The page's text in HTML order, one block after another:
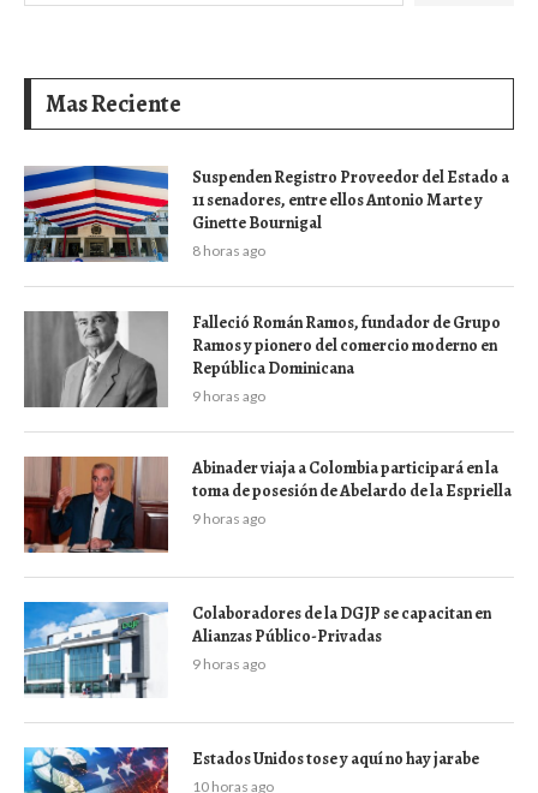
Mas Reciente
Suspenden Registro Proveedor del Estado a
11 senadores, entre ellos Antonio Marte y
Ginette Bournigal
8 horas ago
Falleció Román Ramos, fundador de Grupo
Ramos y pionero del comercio moderno en
República Dominicana
9 horas ago
Abinader viaja a Colombia participará en la
toma de posesión de Abelardo de la Espriella
9 horas ago
Colaboradores de la DGJP se capacitan en
Alianzas Público-Privadas
9 horas ago
Estados Unidos tose y aquí no hay jarabe
10 horas ago